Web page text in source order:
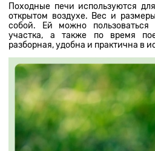
Походные печи используются
открытом воздухе. Вес и
собой. Ей можно пользоваться
участка, а также по время
разборная, удобна и практична в